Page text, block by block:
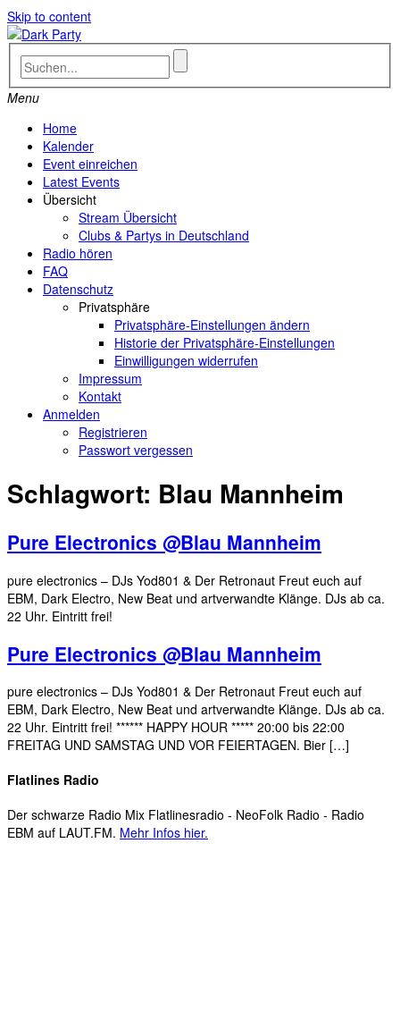
Skip to content
Menu
Home
Kalender
Event einreichen
Latest Events
Übersicht
Stream Übersicht
Clubs & Partys in Deutschland
Radio hören
FAQ
Datenschutz
Privatsphäre
Privatsphäre-Einstellungen ändern
Historie der Privatsphäre-Einstellungen
Einwilligungen widerrufen
Impressum
Kontakt
Anmelden
Registrieren
Passwort vergessen
Schlagwort: Blau Mannheim
Pure Electronics @Blau Mannheim
pure electronics – DJs Yod801 & Der Retronaut Freut euch auf
EBM, Dark Electro, New Beat und artverwandte Klänge. DJs ab ca.
22 Uhr. Eintritt frei!
Pure Electronics @Blau Mannheim
pure electronics – DJs Yod801 & Der Retronaut Freut euch auf
EBM, Dark Electro, New Beat und artverwandte Klänge. DJs ab ca.
22 Uhr. Eintritt frei! ****** HAPPY HOUR ***** 20:00 bis 22:00
FREITAG UND SAMSTAG UND VOR FEIERTAGEN. Bier […]
Flatlines Radio
Der schwarze Radio Mix Flatlinesradio - NeoFolk Radio - Radio
EBM auf LAUT.FM. Mehr Infos hier.